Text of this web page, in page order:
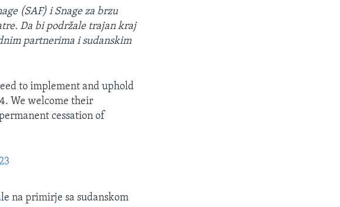
(SAF) i Snage za brzu
Da bi podržale trajan kraj
partnerima i sudanskim
to implement and uphold
We welcome their
cessation of
na primirje sa sudanskom